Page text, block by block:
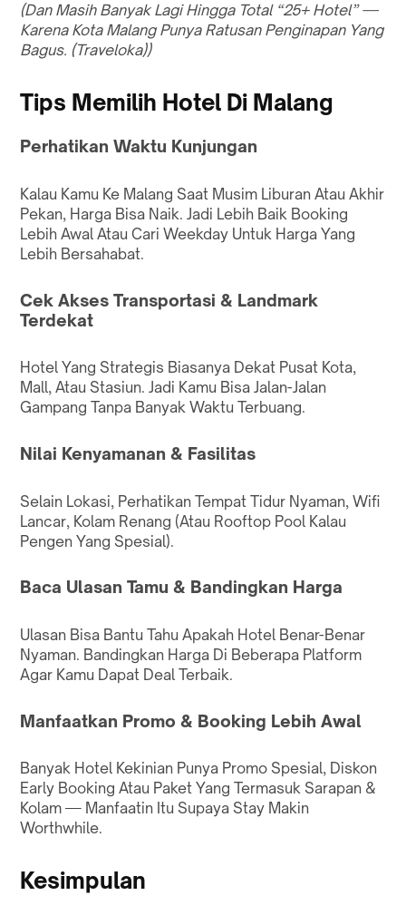
(Dan Masih Banyak Lagi Hingga Total “25+ Hotel” —
Karena Kota Malang Punya Ratusan Penginapan Yang
Bagus. (Traveloka))
Tips Memilih Hotel Di Malang
Perhatikan Waktu Kunjungan
Kalau Kamu Ke Malang Saat Musim Liburan Atau Akhir
Pekan, Harga Bisa Naik. Jadi Lebih Baik Booking
Lebih Awal Atau Cari Weekday Untuk Harga Yang
Lebih Bersahabat.
Cek Akses Transportasi & Landmark
Terdekat
Hotel Yang Strategis Biasanya Dekat Pusat Kota,
Mall, Atau Stasiun. Jadi Kamu Bisa Jalan-Jalan
Gampang Tanpa Banyak Waktu Terbuang.
Nilai Kenyamanan & Fasilitas
Selain Lokasi, Perhatikan Tempat Tidur Nyaman, Wifi
Lancar, Kolam Renang (Atau Rooftop Pool Kalau
Pengen Yang Spesial).
Baca Ulasan Tamu & Bandingkan Harga
Ulasan Bisa Bantu Tahu Apakah Hotel Benar-Benar
Nyaman. Bandingkan Harga Di Beberapa Platform
Agar Kamu Dapat Deal Terbaik.
Manfaatkan Promo & Booking Lebih Awal
Banyak Hotel Kekinian Punya Promo Spesial, Diskon
Early Booking Atau Paket Yang Termasuk Sarapan &
Kolam — Manfaatin Itu Supaya Stay Makin
Worthwhile.
Kesimpulan